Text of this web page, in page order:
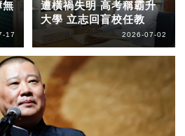
17
遭橫禍失明 高考稱霸升
大學 立志回盲校任教
2026-07-02